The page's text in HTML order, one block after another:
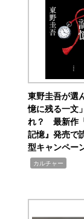
東野圭吾が選
憶に残る一文
れ？ 最新作
記憶』発売で
型キャンペー
カルチャー